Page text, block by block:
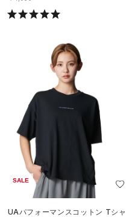
SALE
UAパフォーマンスコットン Tシャ